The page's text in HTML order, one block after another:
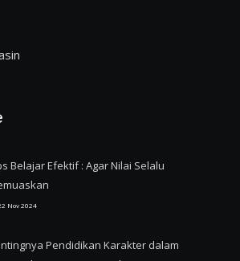
Belajar Efektif : Agar Nilai Selalu
Nov 2024
Pendidikan Karakter dalam